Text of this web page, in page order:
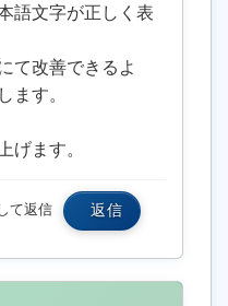
語文字が正しく表
て改善できるよ
ます。
げます。
て返信 返信